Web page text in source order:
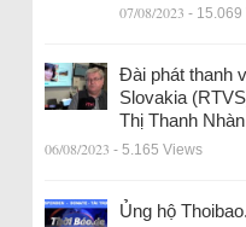
07/08/2023 - 15.069
Đài phát thanh
Slovakia
Thị Thanh
06/08/2023 - 5.165 Views
Ủng hộ